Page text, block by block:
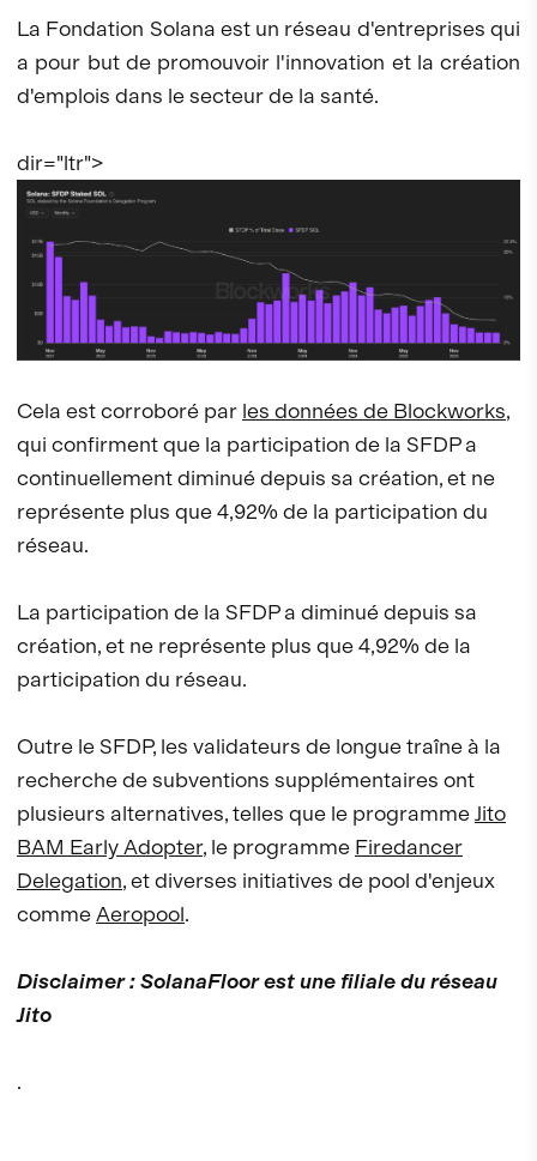
La Fondation Solana est un réseau d'entreprises qui
a pour but de promouvoir l'innovation et la création
d'emplois dans le secteur de la santé.
dir="ltr">
Cela est corroboré par les données de Blockworks,
qui confirment que la participation de la SFDP a
continuellement diminué depuis sa création, et ne
représente plus que 4,92% de la participation du
réseau.
La participation de la SFDP a diminué depuis sa
création, et ne représente plus que 4,92% de la
participation du réseau.
Outre le SFDP, les validateurs de longue traîne à la
recherche de subventions supplémentaires ont
plusieurs alternatives, telles que le programmeJito
BAM Early Adopter, le programme Firedancer
Delegation, et diverses initiatives de pool d'enjeux
commeAeropool.
Disclaimer : SolanaFloor est une filiale du réseau
Jito
.